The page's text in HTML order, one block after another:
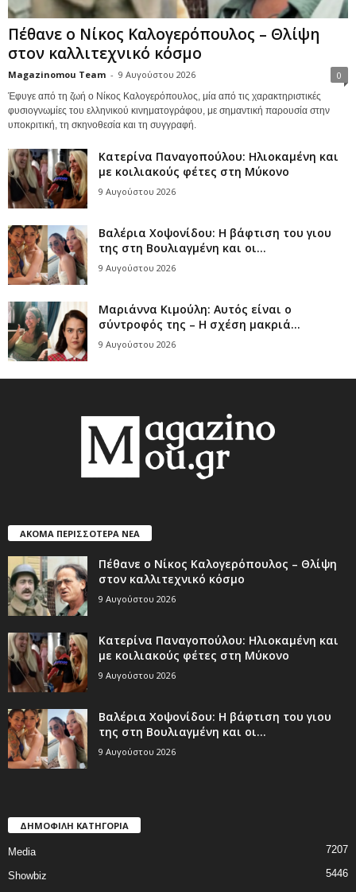
Πέθανε ο Νίκος Καλογερόπουλος – Θλίψη
στον καλλιτεχνικό κόσμο
Magazinomou Team - 9 Αυγούστου 2026 0
Έφυγε από τη ζωή ο Νίκος Καλογερόπουλος, μία από τις χαρακτηριστικές
φυσιογνωμίες του ελληνικού κινηματογράφου, με σημαντική παρουσία στην
υποκριτική, τη σκηνοθεσία και τη συγγραφή.
Κατερίνα Παναγοπούλου: Ηλιοκαμένη και
με κοιλιακούς φέτες στη Μύκονο
9 Αυγούστου 2026
Βαλέρια Χοψονίδου: Η βάφτιση του γιου
της στη Βουλιαγμένη και οι...
9 Αυγούστου 2026
Μαριάννα Κιμούλη: Αυτός είναι ο
σύντροφός της – Η σχέση μακριά...
9 Αυγούστου 2026
ΑΚΟΜΑ ΠΕΡΙΣΣΟΤΕΡΑ ΝΕΑ
Πέθανε ο Νίκος Καλογερόπουλος – Θλίψη
στον καλλιτεχνικό κόσμο
9 Αυγούστου 2026
Κατερίνα Παναγοπούλου: Ηλιοκαμένη και
με κοιλιακούς φέτες στη Μύκονο
9 Αυγούστου 2026
Βαλέρια Χοψονίδου: Η βάφτιση του γιου
της στη Βουλιαγμένη και οι...
9 Αυγούστου 2026
ΔΗΜΟΦΙΛΗ ΚΑΤΗΓΟΡΙΑ
Media 7207
Showbiz
5446